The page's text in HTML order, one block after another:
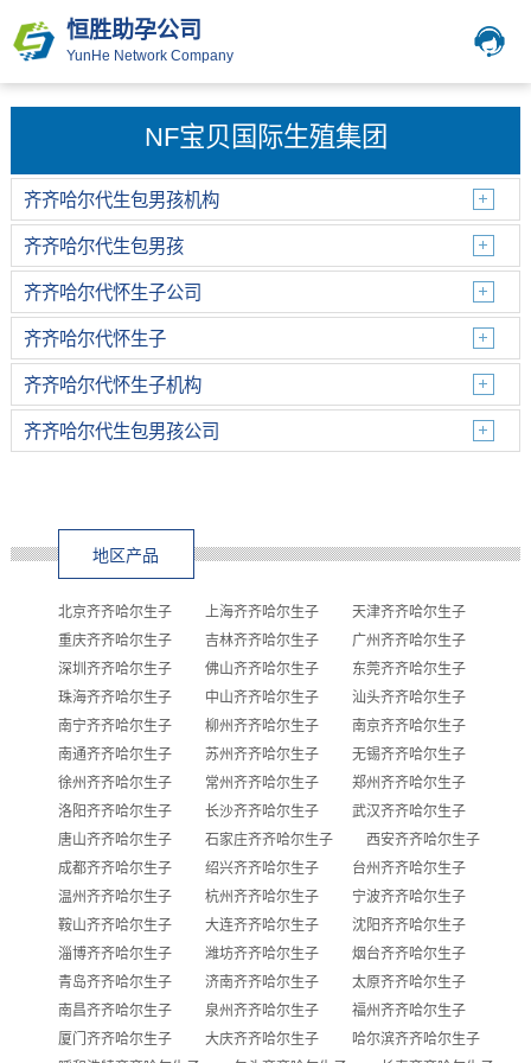
恒胜助孕公司
YunHe Network Company
NF宝贝国际生殖集团
齐齐哈尔代生包男孩机构
齐齐哈尔代生包男孩
齐齐哈尔代怀生子公司
齐齐哈尔代怀生子
齐齐哈尔代怀生子机构
齐齐哈尔代生包男孩公司
地区产品
北京齐齐哈尔生子 上海齐齐哈尔生子
天津齐齐哈尔生子
重庆齐齐哈尔生子
吉林齐齐哈尔生子
广州齐齐哈尔生子
深圳齐齐哈尔生子
佛山齐齐哈尔生子
东莞齐齐哈尔生子
珠海齐齐哈尔生子
中山齐齐哈尔生子
汕头齐齐哈尔生子
南宁齐齐哈尔生子
柳州齐齐哈尔生子
南京齐齐哈尔生子
南通齐齐哈尔生子
苏州齐齐哈尔生子
无锡齐齐哈尔生子
徐州齐齐哈尔生子
常州齐齐哈尔生子
郑州齐齐哈尔生子
洛阳齐齐哈尔生子
长沙齐齐哈尔生子
武汉齐齐哈尔生子
唐山齐齐哈尔生子
石家庄齐齐哈尔生子
西安齐齐哈尔生子
成都齐齐哈尔生子
绍兴齐齐哈尔生子
台州齐齐哈尔生子
温州齐齐哈尔生子
杭州齐齐哈尔生子
宁波齐齐哈尔生子
鞍山齐齐哈尔生子
大连齐齐哈尔生子
沈阳齐齐哈尔生子
淄博齐齐哈尔生子
潍坊齐齐哈尔生子
烟台齐齐哈尔生子
青岛齐齐哈尔生子
济南齐齐哈尔生子
太原齐齐哈尔生子
南昌齐齐哈尔生子
泉州齐齐哈尔生子
福州齐齐哈尔生子
厦门齐齐哈尔生子
大庆齐齐哈尔生子
哈尔滨齐齐哈尔生子